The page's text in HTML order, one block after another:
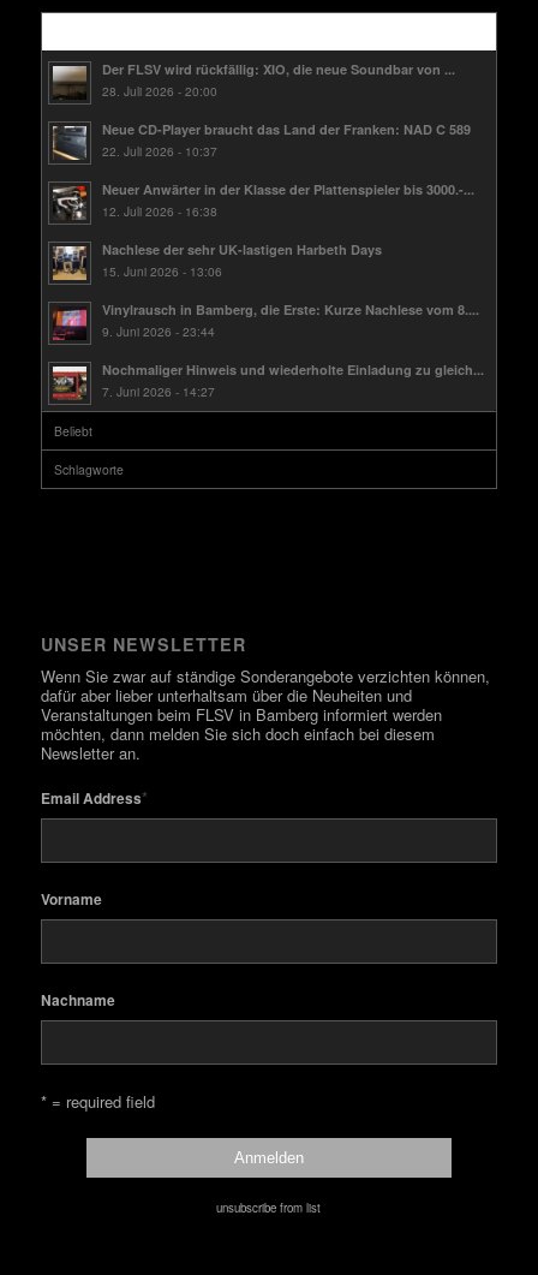
Der FLSV wird rückfällig: XIO, die neue Soundbar von ...
28. Juli 2026 - 20:00
Neue CD-Player braucht das Land der Franken: NAD C 589
22. Juli 2026 - 10:37
Neuer Anwärter in der Klasse der Plattenspieler bis 3000.-...
12. Juli 2026 - 16:38
Nachlese der sehr UK-lastigen Harbeth Days
15. Juni 2026 - 13:06
Vinylrausch in Bamberg, die Erste: Kurze Nachlese vom 8....
9. Juni 2026 - 23:44
Nochmaliger Hinweis und wiederholte Einladung zu gleich...
7. Juni 2026 - 14:27
Beliebt
Schlagworte
UNSER NEWSLETTER
Wenn Sie zwar auf ständige Sonderangebote verzichten können,
dafür aber lieber unterhaltsam über die Neuheiten und
Veranstaltungen beim FLSV in Bamberg informiert werden
möchten, dann melden Sie sich doch einfach bei diesem
Newsletter an.
Email Address*
Vorname
Nachname
* = required field
unsubscribe from list